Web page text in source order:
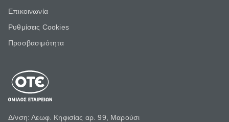
Επικοινωνία
Ρυθμίσεις Cookies
Προσβασιμότητα
Δ/νση: Λεωφ. Κηφισίας αρ. 99, Μαρούσι